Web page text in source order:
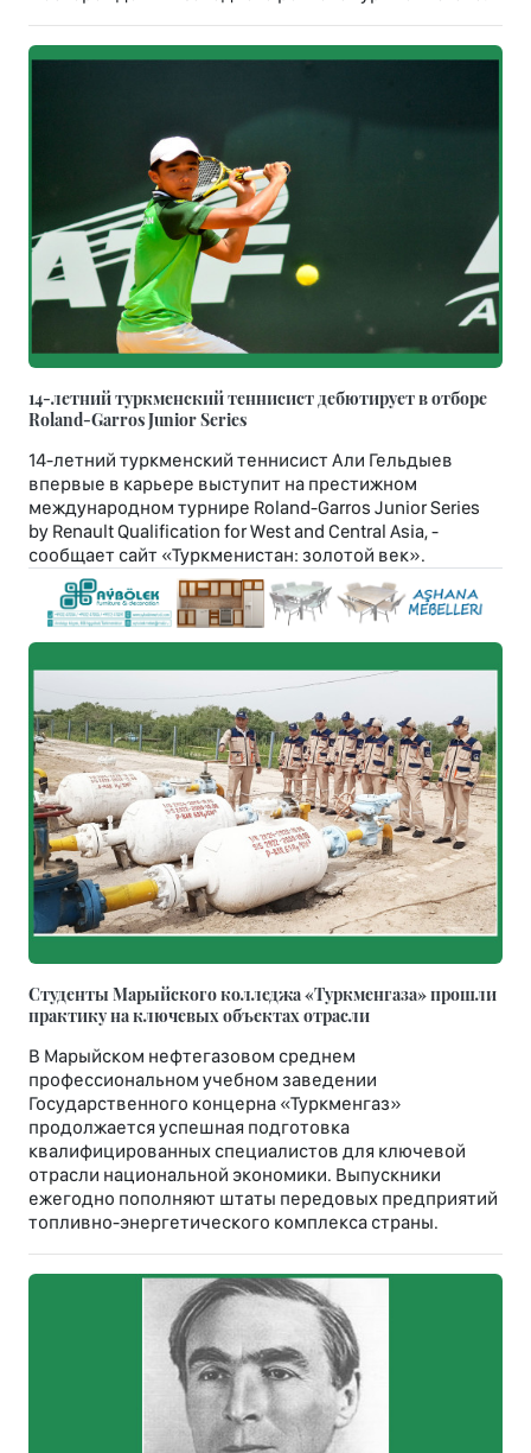
14-летний туркменский теннисист дебютирует в отборе
Roland-Garros Junior Series
14-летний туркменский теннисист Али Гельдыев
впервые в карьере выступит на престижном
международном турнире Roland-Garros Junior Series
by Renault Qualification for West and Central Asia, -
сообщает сайт «Туркменистан: золотой век».
Студенты Марыйского колледжа «Туркменгаза» прошли
практику на ключевых объектах отрасли
В Марыйском нефтегазовом среднем
профессиональном учебном заведении
Государственного концерна «Туркменгаз»
продолжается успешная подготовка
квалифицированных специалистов для ключевой
отрасли национальной экономики. Выпускники
ежегодно пополняют штаты передовых предприятий
топливно-энергетического комплекса страны.